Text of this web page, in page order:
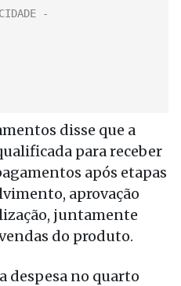
disse que a
para receber
após etapas
aprovação
juntamente
do produto.
despesa no quarto